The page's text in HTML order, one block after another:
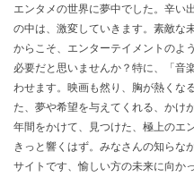
エンタメの世界に夢中でした。辛い
の中は、激変していきます。素敵な
からこそ、エンターテイメントのよ
必要だと思いませんか？特に、「音
わせます。映画も然り、胸が熱くな
た、夢や希望を与えてくれる、かけ
年間をかけて、見つけた、極上のエ
きっと響くはず。みなさんの知らな
サイトです、愉しい方の未来に向か